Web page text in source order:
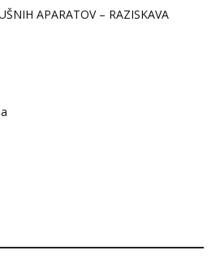
APARATOV – RAZISKAVA